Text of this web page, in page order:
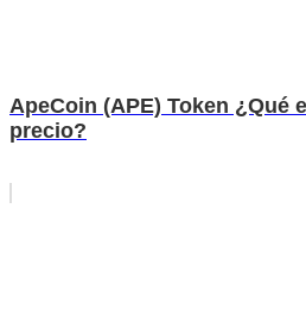
ApeCoin (APE) Token ¿Qué
precio?